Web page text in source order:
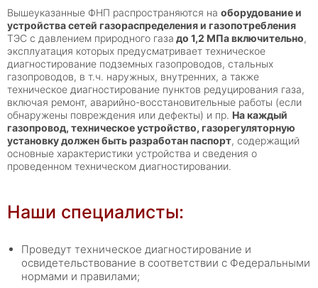
Вышеуказанные ФНП распространяются на оборудование и
устройства сетей газораспределения и газопотребления
ТЭС с давлением природного газа до 1,2 МПа включительно,
эксплуатация которых предусматривает техническое
диагностирование подземных газопроводов, стальных
газопроводов, в т.ч. наружных, внутренних, а также
техническое диагностирование пунктов редуцирования газа,
включая ремонт, аварийно-восстановительные работы (если
обнаружены повреждения или дефекты) и пр. На каждый
газопровод, техническое устройство, газорегуляторную
установку должен быть разработан паспорт, содержащий
основные характеристики устройства и сведения о
проведенном техническом диагностировании.
Наши специалисты:
Проведут техническое диагностирование и
освидетельствование в соответствии с Федеральными
нормами и правилами;